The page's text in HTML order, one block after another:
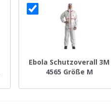
Ebola Schutzoverall 3M
4565 Größe M